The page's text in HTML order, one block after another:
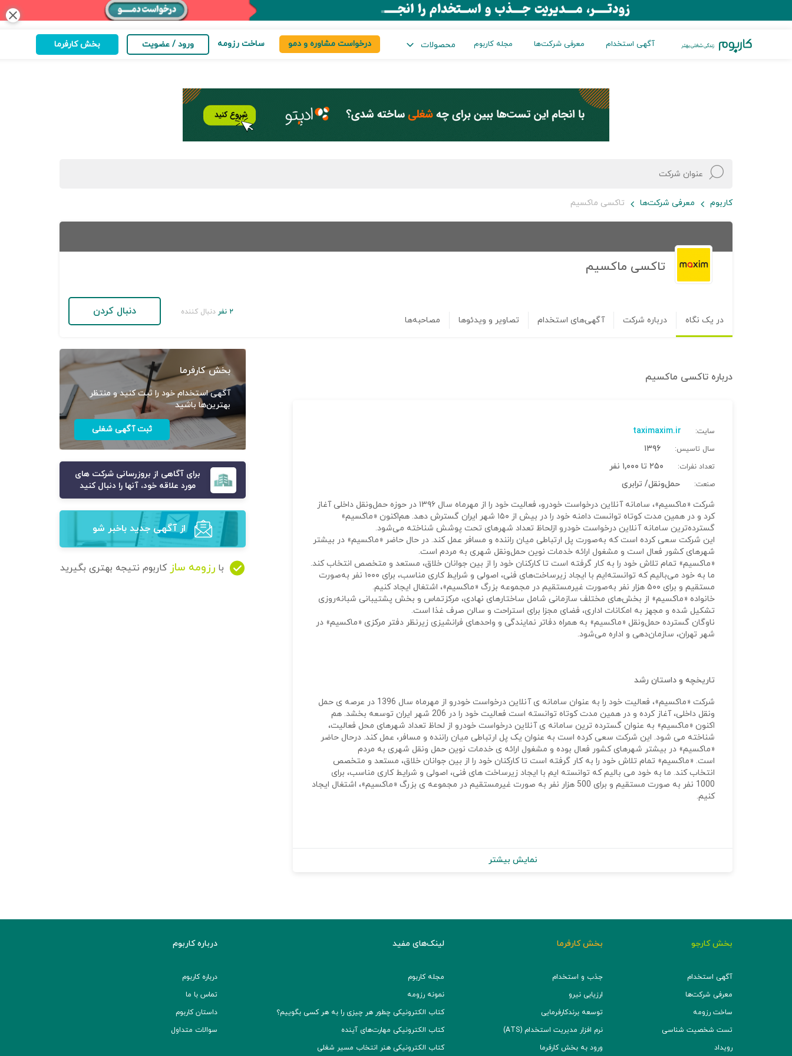
close
آگهی استخدام معرفی شرکت‌ها مجله کاربوم محصولات درخواست مشاوره و دمو ساخت رزومه ورود / عضویت بخش کارفرما
کاربوم معرفی شرکت‌ها تاکسی ماکسیم
تاکسی ماکسیم
در یک نگاه درباره شرکت آگهی‌های استخدام تصاویر و ویدئوها مصاحبه‌ها
۲ نفر دنبال کننده دنبال کردن
درباره تاکسی ماکسیم
سایت: taximaxim.ir
سال تاسیس: ۱۳۹۶
تعداد نفرات: ۲۵۰ تا ۱,۰۰۰ نفر
صنعت:
حمل‌و‌نقل/ ترابری
شرکت «ماکسیم»، سامانه‌ آنلاین درخواست خودرو، فعالیت خود را از مهرماه سال ۱۳۹۶ در حوزه حمل‌ونقل داخلی آغاز
کرد و در همین مدت کوتاه توانست دامنه خود را در بیش از ۱۵۰ شهر ایران گسترش دهد. هم‌اکنون «ماکسیم»
گسترده‌ترین سامانه‌ آنلاین درخواست خودرو ازلحاظ تعداد شهرهای تحت پوشش شناخته می‌شود.
این شرکت سعی کرده است که به‌صورت پل ارتباطی میان راننده و مسافر عمل کند. در حال حاضر «ماکسیم» در بیشتر
شهرهای کشور فعال است و مشغول ارائه‌ خدمات نوین حمل‌ونقل شهری به مردم است.
«ماکسیم» تمام تلاش خود را به‌ کار گرفته است تا کارکنان خود را از بین جوانان خلاق، مستعد و متخصص انتخاب کند.
ما به خود می‌بالیم که توانسته‌ایم با ایجاد زیرساخت‌های فنی، اصولی و شرایط کاری مناسب، برای ۱۰۰۰ نفر به‌صورت
مستقیم و برای ۵۰۰ هزار نفر به‌صورت غیرمستقیم در مجموعه‌ بزرگ «ماکسیم»، اشتغال ایجاد کنیم.
خانواده‌ «ماکسیم» از بخش‌های مختلف سازمانی شامل ساختارهای نهادی، مرکزتماس و بخش پشتیبانی شبانه‌روزی
تشکیل شده و مجهز به امکانات اداری، فضای مجزا برای استراحت و سالن صرف غذا است.
ناوگان گسترده‌ حمل‌ونقل «ماکسیم» به‌ همراه دفاتر نمایندگی و واحدهای فرانشیزی زیرنظر دفتر مرکزی «ماکسیم» در
شهر تهران، سازمان‌دهی و اداره می‌شود.
تاریخچه و داستان رشد
شرکت «ماکسیم»، فعالیت خود را به عنوان سامانه ی آنلاین درخواست خودرو از مهرماه سال 1396 در عرصه ی حمل
ونقل داخلی، آغاز کرده و در همین مدت کوتاه توانسته است فعالیت خود را در 206 شهر ایران توسعه بخشد. هم
اکنون «ماکسیم» به عنوان گسترده ترین سامانه ی آنلاین درخواست خودرو از لحاظ تعداد شهرهای محل فعالیت،
شناخته می شود. این شرکت سعی کرده است به عنوان یک پل ارتباطی میان راننده و مسافر، عمل کند. درحال حاضر
«ماکسیم» در بیشتر شهرهای کشور فعال بوده و مشغول ارائه ی خدمات نوین حمل ونقل شهری به مردم
است. «ماکسیم» تمام تلاش خود را به کار گرفته است تا کارکنان خود را از بین جوانان خلاق، مستعد و متخصص
انتخاب کند. ما به خود می بالیم که توانسته ایم با ایجاد زیرساخت های فنی، اصولی و شرایط کاری مناسب، برای
1000 نفر به صورت مستقیم و برای 500 هزار نفر به صورت غیرمستقیم در مجموعه ی بزرگ «ماکسیم»، اشتغال ایجاد
کنیم.
نمایش بیشتر
بخش کارفرما
آگهی استخدام خود را ثبت کنید و منتظر
بهترین‌ها باشید
ثبت آگهی شغلی
برای آگاهی از بروزرسانی شرکت های
مورد علاقه خود، آنها را دنبال کنید
از آگهی‌ جدید باخبر شو
با رزومه ساز کاربوم نتیجه بهتری بگیرید
بخش کارجو
آگهی استخدام
معرفی شرکت‌ها
ساخت رزومه
تست شخصیت شناسی
رویداد
بخش کارفرما
جذب و استخدام
ارزیابی نیرو
توسعه برند‌کارفرمایی
نرم افزار مدیریت استخدام (ATS)
ورود به بخش کارفرما
لینک‌های مفید
مجله کاربوم
نمونه رزومه
کتاب الکترونیکی چطور هر چیزی را به هر کسی بگوییم؟
کتاب الکترونیکی مهارت‌های آینده
کتاب الکترونیکی هنر انتخاب مسیر شغلی
درباره کاربوم
درباره کاربوم
تماس با ما
داستان کاربوم
سوالات متداول